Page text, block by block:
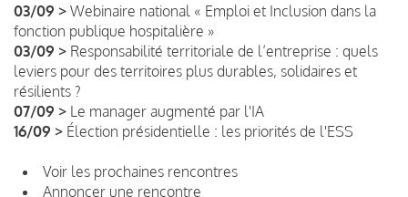
03/09 > Webinaire national « Emploi et Inclusion dans la
fonction publique hospitalière »
03/09 > Responsabilité territoriale de l’entreprise : quels
leviers pour des territoires plus durables, solidaires et
résilients ?
07/09 > Le manager augmenté par l'IA
16/09 > Élection présidentielle : les priorités de l'ESS
Voir les prochaines rencontres
Annoncer une rencontre